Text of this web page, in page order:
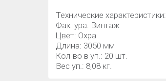
Технические характеристики:
Фактура: Винтаж
Цвет: Охра
Длина: 3050 мм
Кол-во в уп.: 20 шт.
Вес уп.: 8,08 кг.